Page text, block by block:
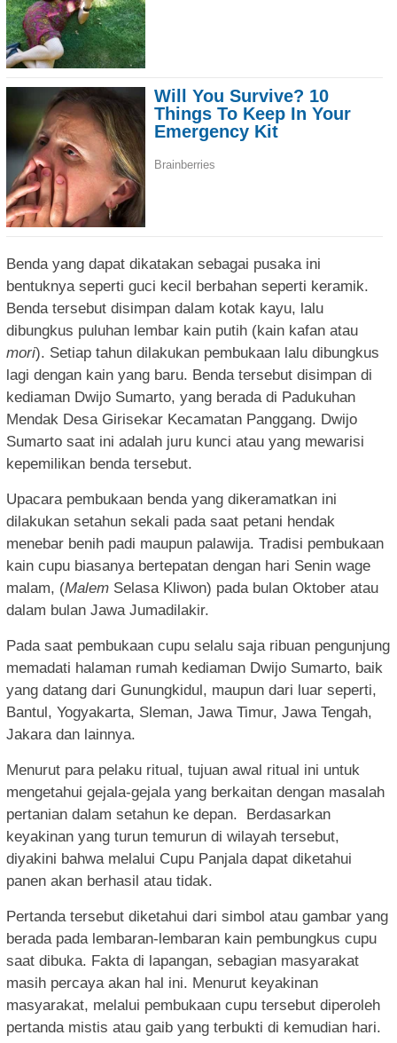
Benda yang dapat dikatakan sebagai pusaka ini
bentuknya seperti guci kecil berbahan seperti keramik.
Benda tersebut disimpan dalam kotak kayu, lalu
dibungkus puluhan lembar kain putih (kain kafan atau
mori). Setiap tahun dilakukan pembukaan lalu dibungkus
lagi dengan kain yang baru. Benda tersebut disimpan di
kediaman Dwijo Sumarto, yang berada di Padukuhan
Mendak Desa Girisekar Kecamatan Panggang. Dwijo
Sumarto saat ini adalah juru kunci atau yang mewarisi
kepemilikan benda tersebut.
Upacara pembukaan benda yang dikeramatkan ini
dilakukan setahun sekali pada saat petani hendak
menebar benih padi maupun palawija. Tradisi pembukaan
kain cupu biasanya bertepatan dengan hari Senin wage
malam, (Malem Selasa Kliwon) pada bulan Oktober atau
dalam bulan Jawa Jumadilakir.
Pada saat pembukaan cupu selalu saja ribuan pengunjung
memadati halaman rumah kediaman Dwijo Sumarto, baik
yang datang dari Gunungkidul, maupun dari luar seperti,
Bantul, Yogyakarta, Sleman, Jawa Timur, Jawa Tengah,
Jakara dan lainnya.
Menurut para pelaku ritual, tujuan awal ritual ini untuk
mengetahui gejala-gejala yang berkaitan dengan masalah
pertanian dalam setahun ke depan. Berdasarkan
keyakinan yang turun temurun di wilayah tersebut,
diyakini bahwa melalui Cupu Panjala dapat diketahui
panen akan berhasil atau tidak.
Pertanda tersebut diketahui dari simbol atau gambar yang
berada pada lembaran-lembaran kain pembungkus cupu
saat dibuka. Fakta di lapangan, sebagian masyarakat
masih percaya akan hal ini. Menurut keyakinan
masyarakat, melalui pembukaan cupu tersebut diperoleh
pertanda mistis atau gaib yang terbukti di kemudian hari.